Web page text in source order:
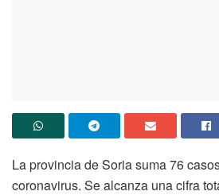
La provincia de Soria suma 76
coronavirus. Se alcanza una cifra